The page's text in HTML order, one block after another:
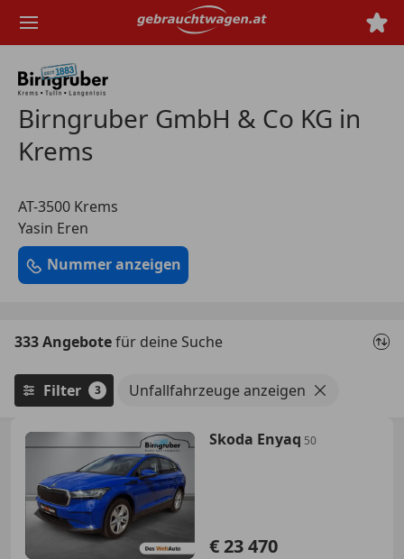
Hauptinhalt
Birngruber GmbH & Co KG in
Krems
AT-3500 Krems
Yasin Eren
Nummer anzeigen
333 Angebotefür deine Suche
Filter 3 Unfallfahrzeuge anzeigen
Skoda Enyaq 50
€ 23 470